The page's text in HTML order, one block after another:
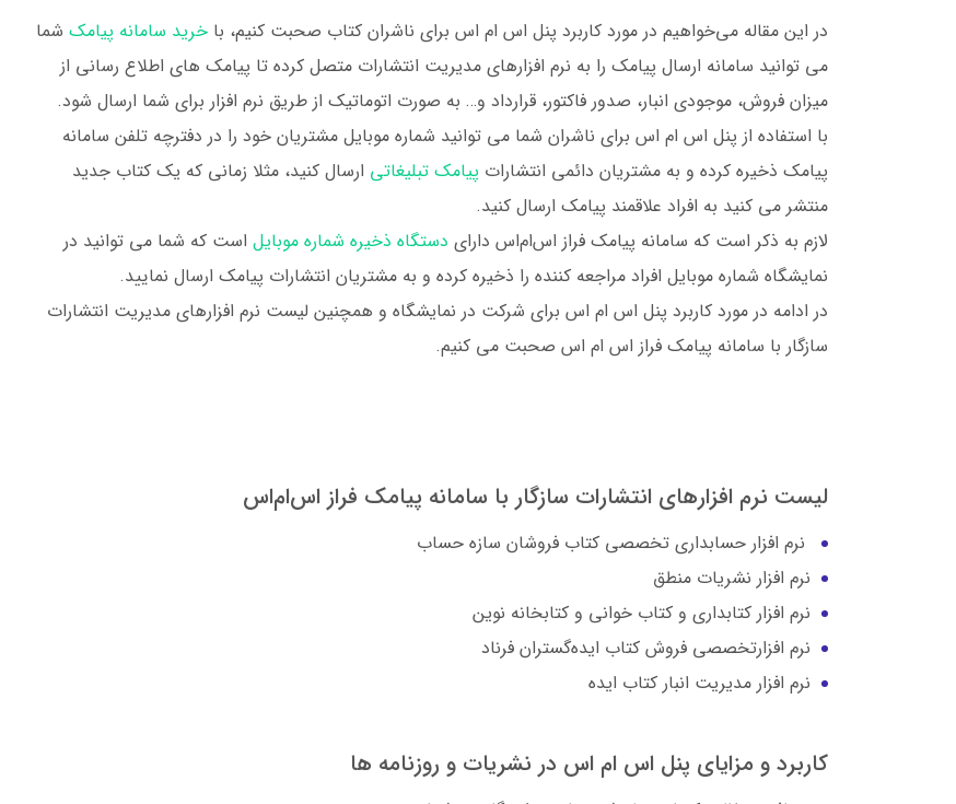
در این مقاله می‌خواهیم در مورد کاربرد پنل اس ام اس برای ناشران کتاب صحبت کنیم، با خرید سامانه پیامک شما
می توانید سامانه ارسال پیامک را به نرم افزارهای مدیریت انتشارات متصل کرده تا پیامک های اطلاع رسانی از
میزان فروش، موجودی انبار، صدور فاکتور، قرارداد و… به صورت اتوماتیک از طریق نرم افزار برای شما ارسال شود.
با استفاده از پنل اس ام اس برای ناشران شما می توانید شماره موبایل مشتریان خود را در دفترچه تلفن سامانه
پیامک ذخیره کرده و به مشتریان دائمی انتشارات پیامک تبلیغاتی ارسال کنید، مثلا زمانی که یک کتاب جدید
منتشر می کنید به افراد علاقمند پیامک ارسال کنید.
لازم به ذکر است که سامانه پیامک فراز اس‌ام‌اس دارای دستگاه ذخیره شماره موبایل است که شما می توانید در
نمایشگاه شماره موبایل افراد مراجعه کننده را ذخیره کرده و به مشتریان انتشارات پیامک ارسال نمایید.
در ادامه در مورد کاربرد پنل اس ام اس برای شرکت در نمایشگاه و همچنین لیست نرم افزارهای مدیریت انتشارات
سازگار با سامانه پیامک فراز اس ام اس صحبت می کنیم.
لیست نرم افزارهای انتشارات سازگار با سامانه پیامک فراز اس‌ام‌اس
نرم افزار حسابداری تخصصی کتاب فروشان سازه حساب
نرم افزار نشریات منطق
نرم افزار كتابداری و كتاب خوانی و كتابخانه نوين
نرم افزارتخصصی فروش کتاب ایده‌گستران فرناد
نرم ‌افزار مدیریت انبار کتاب ایده
کاربرد و مزایای پنل اس ام اس در نشریات و روزنامه ها